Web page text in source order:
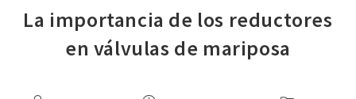
La importancia de los reductores
en válvulas de mariposa